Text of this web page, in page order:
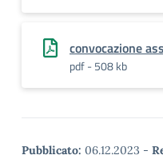
convocazione
pdf - 508 kb
Pubblicato: 06.12.2023 -